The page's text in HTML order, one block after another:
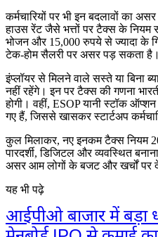
कर्मचारियों पर भी इन बदलावों का
हाउस रेंट जैसे भत्तों पर टैक्स के नियम
भोजन और 15,000 रुपये से ज्यादा के
टेक-होम सैलरी पर असर पड़ सकता है।
इंप्लॉयर से मिलने वाले सस्ते या बिना
नहीं रहेंगे। इन पर टैक्स की गणना
होगी। वहीं, ESOP यानी स्टॉक
गए हैं, जिससे खासकर स्टार्टअप
कुल मिलाकर, नए इनकम टैक्स नियम
पारदर्शी, डिजिटल और व्यवस्थित
असर आम लोगों के बजट और खर्चों पर
यह भी पढ़े
आईपीओ बाजार में बड़ा